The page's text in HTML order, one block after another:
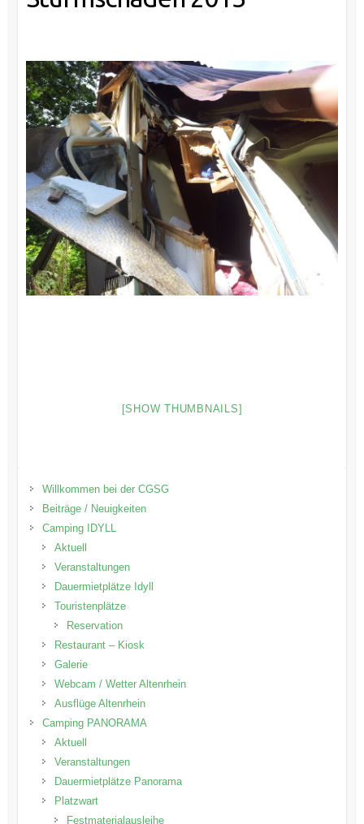
[SHOW THUMBNAILS]
Willkommen bei der CGSG
Beiträge / Neuigkeiten
Camping IDYLL
Aktuell
Veranstaltungen
Dauermietplätze Idyll
Touristenplätze
Reservation
Restaurant – Kiosk
Galerie
Webcam / Wetter Altenrhein
Ausflüge Altenrhein
Camping PANORAMA
Aktuell
Veranstaltungen
Dauermietplätze Panorama
Platzwart
Festmaterialausleihe